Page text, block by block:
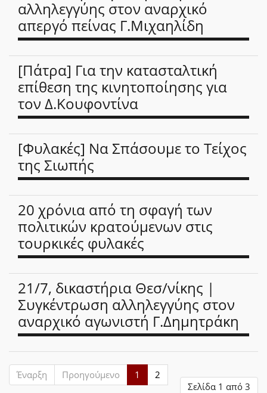
αλληλεγγύης στον αναρχικό
απεργό πείνας Γ.Μιχαηλίδη
[Πάτρα] Για την κατασταλτική
επίθεση της κινητοποίησης για
τον Δ.Κουφοντίνα
[Φυλακές] Να Σπάσουμε το Τείχος
της Σιωπής
20 χρόνια από τη σφαγή των
πολιτικών κρατούμενων στις
τουρκικές φυλακές
21/7, δικαστήρια Θεσ/νίκης |
Συγκέντρωση αλληλεγγύης στον
αναρχικό αγωνιστή Γ.Δημητράκη
Σελίδα 1 από 3
Έναρξη Προηγούμενο 1 2